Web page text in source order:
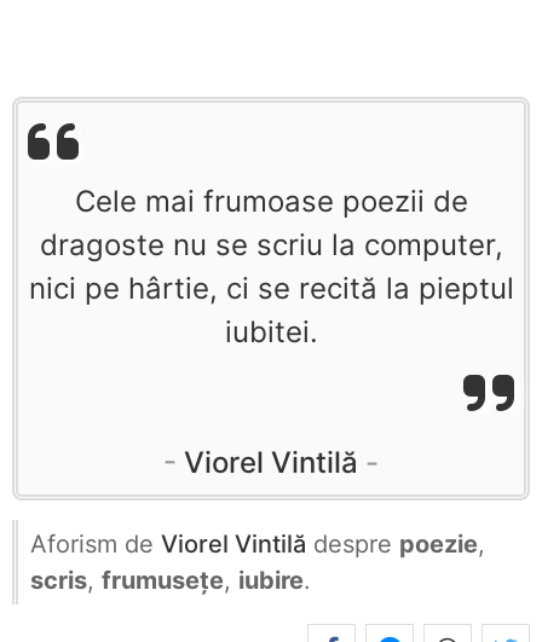
Cele mai frumoase poezii de
dragoste nu se scriu la computer,
nici pe hârtie, ci se recită la pieptul
iubitei.
Viorel Vintilă
Aforism de Viorel Vintilă despre poezie,
scris, frumusețe, iubire.